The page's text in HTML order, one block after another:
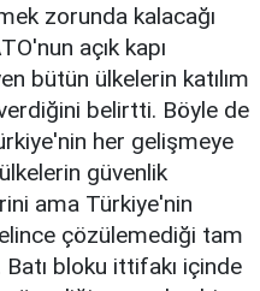
zorunda kalacağı
açık kapı
bütün ülkelerin katılım
belirtti. Böyle de
her gelişmeye
güvenlik
ama Türkiye'nin
çözülemediği tam
Batı bloku ittifakı içinde